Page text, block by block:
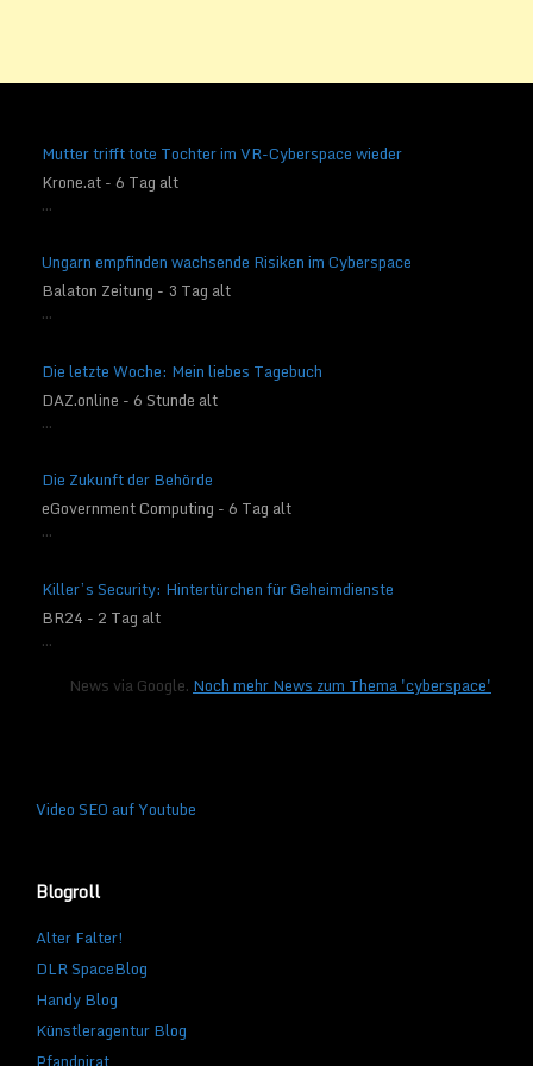
Mutter trifft tote Tochter im VR-Cyberspace wieder
Krone.at - 6 Tag alt
...
Ungarn empfinden wachsende Risiken im Cyberspace
Balaton Zeitung - 3 Tag alt
...
Die letzte Woche: Mein liebes Tagebuch
DAZ.online - 6 Stunde alt
...
Die Zukunft der Behörde
eGovernment Computing - 6 Tag alt
...
Killer’s Security: Hintertürchen für Geheimdienste
BR24 - 2 Tag alt
...
News via Google. Noch mehr News zum Thema 'cyberspace'
Video SEO auf Youtube
Blogroll
Alter Falter!
DLR SpaceBlog
Handy Blog
Künstleragentur Blog